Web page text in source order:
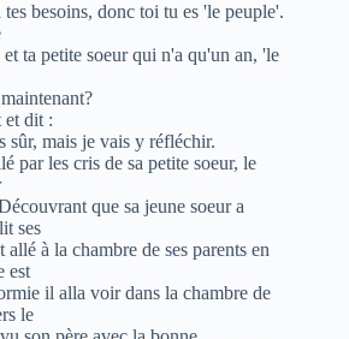
besoins, donc toi tu es 'le peuple'.
ta petite soeur qui n'a qu'un an, 'le
dit :
sûr, mais je vais y réfléchir.
par les cris de sa petite soeur, le
que sa jeune soeur a
ses
allé à la chambre de ses parents en
est
il alla voir dans la chambre de
le